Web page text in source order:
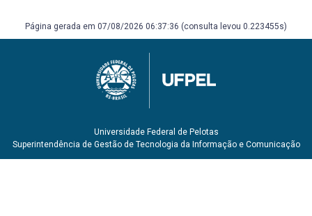
Lumiar, c1996. v. ISBN 8585426314.
PUJOL, Emílio. Escuela razonada de la guitarra: baseada
Ricordi Americana, 1954.
RINK, John. La interpretación musical. Alianza música,
Página gerada em 07/08/2026 06:37:36 (consulta levou 0.223455s)
Universidade Federal de Pelotas
Superintendência de Gestão de Tecnologia da Informação e Comunicação